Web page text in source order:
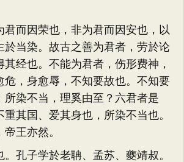
而因荣也，非为君而因安也，以
於当染。故古之善为君者，劳於论
其经也。不能为君者，伤形费神，
危，身愈辱，不知要故也。不知要
所染不当，理奚由至？六君者是
其国、爱其身也，所染不当也。
王亦然。
子学於老聃、孟苏、夔靖叔。